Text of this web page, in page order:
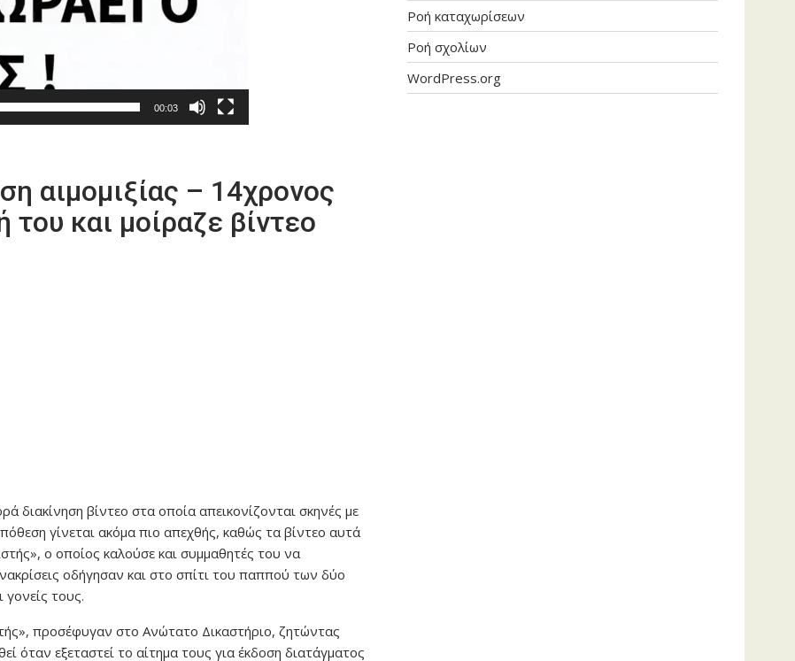
00:03
αιμομιξίας – 14χρονος
και μοίραζε βίντεο
διακίνηση βίντεο στα οποία απεικονίζονται σκηνές με
γίνεται ακόμα πιο απεχθής, καθώς τα βίντεο αυτά
ο οποίος καλούσε και συμμαθητές του να
οδήγησαν και στο σπίτι του παππού των δύο
τους.
προσέφυγαν στο Ανώτατο Δικαστήριο, ζητώντας
όταν εξεταστεί το αίτημα τους για έκδοση διατάγματος
Ροή καταχωρίσεων
Ροή σχολίων
WordPress.org